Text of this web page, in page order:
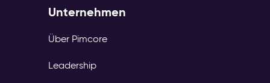
Unternehmen
Über Pimcore
Leadership